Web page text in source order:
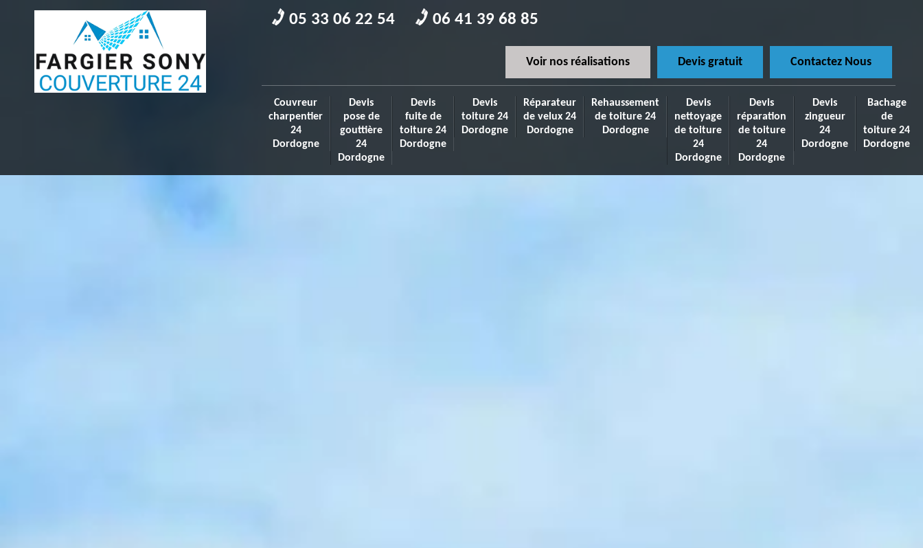
05 33 06 22 54 06 41 39 68 85
Voir nos réalisations Devis gratuit Contactez Nous
Couvreur
charpentier
24
Dordogne
Devis
pose de
gouttière
24
Dordogne
Devis
fuite de
toiture 24
Dordogne
Devis
toiture 24
Dordogne
Réparateur
de velux 24
Dordogne
Rehaussement
de toiture 24
Dordogne
Devis
nettoyage
de toiture
24
Dordogne
Devis
réparation
de toiture
24
Dordogne
Devis
zingueur
24
Dordogne
Bachage
de
toiture 24
Dordogne